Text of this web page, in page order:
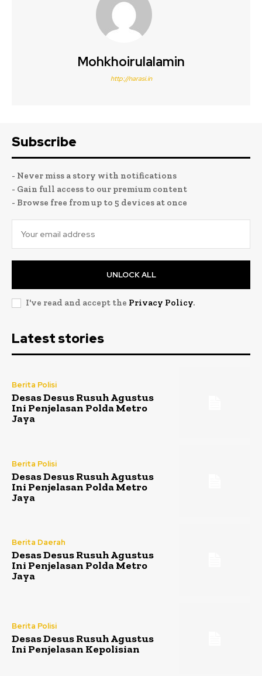
Mohkhoirulalamin
http://narasi.in
Subscribe
- Never miss a story with notifications
- Gain full access to our premium content
- Browse free from up to 5 devices at once
UNLOCK ALL
I've read and accept the Privacy Policy.
Latest stories
Berita Polisi
Desas Desus Rusuh Agustus
Ini Penjelasan Polda Metro
Jaya
Berita Polisi
Desas Desus Rusuh Agustus
Ini Penjelasan Polda Metro
Jaya
Berita Daerah
Desas Desus Rusuh Agustus
Ini Penjelasan Polda Metro
Jaya
Berita Polisi
Desas Desus Rusuh Agustus
Ini Penjelasan Kepolisian